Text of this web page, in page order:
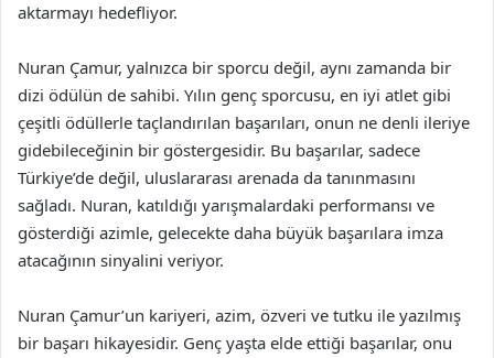
aktarmayı hedefliyor.
Nuran Çamur, yalnızca bir sporcu değil, aynı zamanda bir
dizi ödülün de sahibi. Yılın genç sporcusu, en iyi atlet gibi
çeşitli ödüllerle taçlandırılan başarıları, onun ne denli ileriye
gidebileceğinin bir göstergesidir. Bu başarılar, sadece
Türkiye’de değil, uluslararası arenada da tanınmasını
sağladı. Nuran, katıldığı yarışmalardaki performansı ve
gösterdiği azimle, gelecekte daha büyük başarılara imza
atacağının sinyalini veriyor.
Nuran Çamur’un kariyeri, azim, özveri ve tutku ile yazılmış
bir başarı hikayesidir. Genç yaşta elde ettiği başarılar, onu